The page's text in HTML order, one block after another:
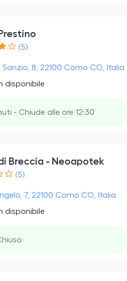
(5)
8, 22100 Como CO, Italia
disponibile
- Chiude alle ore 12:30
Breccia - Neoapotek
(5)
7, 22100 Como CO, Italia
disponibile